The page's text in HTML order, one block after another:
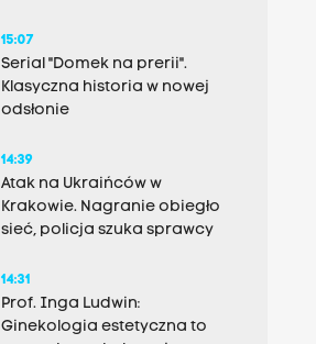
15:07
Serial "Domek na prerii".
Klasyczna historia w nowej
odsłonie
14:39
Atak na Ukraińców w
Krakowie. Nagranie obiegło
sieć, policja szuka sprawcy
14:31
Prof. Inga Ludwin:
Ginekologia estetyczna to